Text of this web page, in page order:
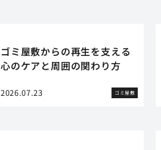
ゴミ屋敷からの再生を支える
心のケアと周囲の関わり方
2026.07.23 ゴミ屋敷